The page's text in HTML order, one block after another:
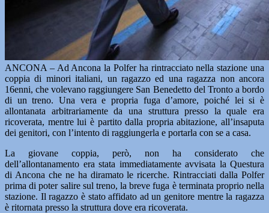
ANCONA – Ad Ancona la Polfer ha rintracciato nella stazione una
coppia di minori italiani, un ragazzo ed una ragazza non ancora
16enni, che volevano raggiungere San Benedetto del Tronto a bordo
di un treno. Una vera e propria fuga d’amore, poiché lei si è
allontanata arbitrariamente da una struttura presso la quale era
ricoverata, mentre lui è partito dalla propria abitazione, all’insaputa
dei genitori, con l’intento di raggiungerla e portarla con se a casa.
La giovane coppia, però, non ha considerato che
dell’allontanamento era stata immediatamente avvisata la Questura
di Ancona che ne ha diramato le ricerche. Rintracciati dalla Polfer
prima di poter salire sul treno, la breve fuga è terminata proprio nella
stazione. Il ragazzo è stato affidato ad un genitore mentre la ragazza
è ritornata presso la struttura dove era ricoverata.